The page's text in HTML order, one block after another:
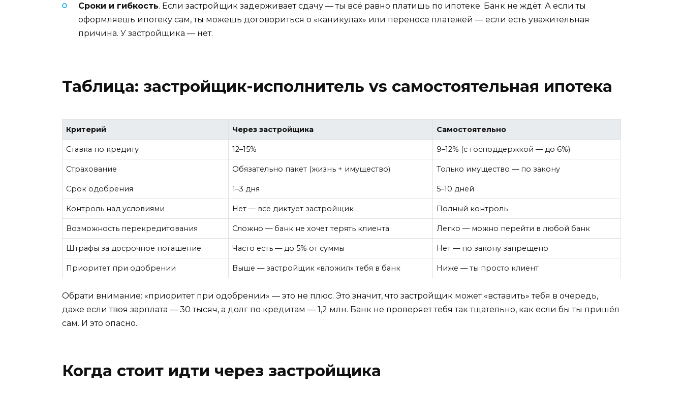
Сроки и гибкость. Если застройщик задерживает сдачу — ты всё равно платишь по ипотеке. Банк не ждёт. А если ты
оформляешь ипотеку сам, ты можешь договориться о «каникулах» или переносе платежей — если есть уважительная
причина. У застройщика — нет.
Таблица: застройщик-исполнитель vs самостоятельная ипотека
Критерий Через застройщика Самостоятельно
Ставка по кредиту 12–15% 9–12% (с господдержкой — до 6%)
Страхование Обязательно пакет (жизнь + имущество) Только имущество — по закону
Срок одобрения 1–3 дня 5–10 дней
Контроль над условиями Нет — всё диктует застройщик Полный контроль
Возможность перекредитования Сложно — банк не хочет терять клиента Легко — можно перейти в любой банк
Штрафы за досрочное погашение Часто есть — до 5% от суммы Нет — по закону запрещено
Приоритет при одобрении Выше — застройщик «вложил» тебя в банк Ниже — ты просто клиент
Обрати внимание: «приоритет при одобрении» — это не плюс. Это значит, что застройщик может «вставить» тебя в очередь,
даже если твоя зарплата — 30 тысяч, а долг по кредитам — 1,2 млн. Банк не проверяет тебя так тщательно, как если бы ты пришёл
сам. И это опасно.
Когда стоит идти через застройщика